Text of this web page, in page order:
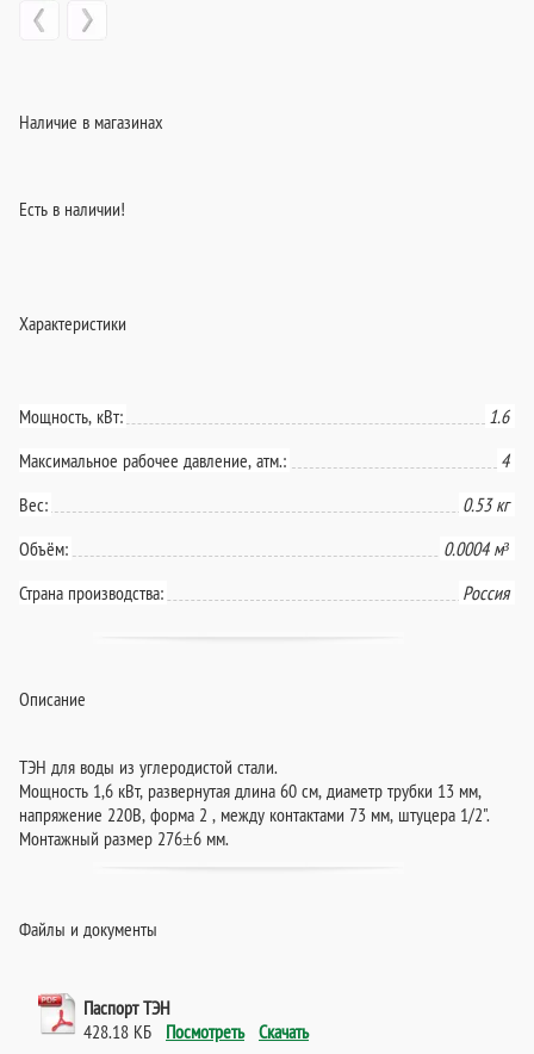
Наличие в магазинах
Есть в наличии!
Характеристики
Мощность, кВт:
1.6
Максимальное рабочее давление, атм.:
4
Вес:
0.53 кг
Объём:
0.0004 м³
Страна производства:
Россия
Описание
ТЭН для воды из углеродистой стали.
Мощность 1,6 кВт, развернутая длина 60 см, диаметр трубки 13 мм,
напряжение 220В, форма 2 , между контактами 73 мм, штуцера 1/2".
Монтажный размер 276±6 мм.
Файлы и документы
Паспорт ТЭН
428.18 КБ Посмотреть Скачать